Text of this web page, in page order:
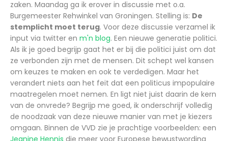
zaken. Maandag ga ik erover in discussie met o.a.
Burgemeester Rehwinkel van Groningen. Stelling is: De
stemplicht moet terug. Voor deze discussie verzamel ik
input via twitter en m'n blog. Een nieuwe generatie politici.
Als ik je goed begrijp gaat het er bij die politici juist om dat
ze verbonden zijn met de mensen. Dit schept wel kansen
om keuzes te maken en ook te verdedigen. Maar het
verandert niets aan het feit dat een politicus impopulaire
maatregelen moet nemen. En ligt niet juist daarin de kern
van de onvrede? Begrijp me goed, ik onderschrijf volledig
de noodzaak van deze nieuwe manier van met je kiezers
omgaan. Binnen de VVD zie je prachtige voorbeelden: een
Jeanine Hennis die meer voor Europese bewustwording